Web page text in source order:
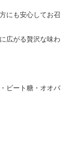
にも安心してお召
広がる贅沢な味わ
ビート糖・オオバ